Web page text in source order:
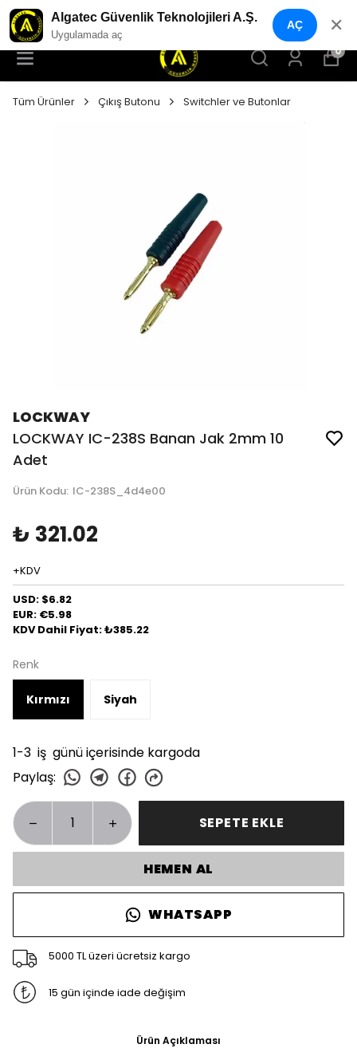
GÜVENLİK MARKET YENI
0
Tüm Ürünler Çıkış Butonu Switchler ve Butonlar
LOCKWAY
LOCKWAY IC-238S Banan Jak 2mm 10
Adet
Ürün Kodu: IC-238S_4d4e00
₺ 321.02
+KDV
USD: $6.82
EUR: €5.98
KDV Dahil Fiyat: ₺385.22
Renk
Kırmızı Siyah
1-3 iş günü içerisinde kargoda
Paylaş:
SEPETE EKLE
HEMEN AL
WHATSAPP
5000 TL üzeri ücretsiz kargo
15 gün içinde iade değişim
Ürün Açıklaması
Algatec Güvenlik Teknolojileri A.Ş.
Uygulamada aç
AÇ ✕